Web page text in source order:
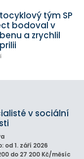
tým SP
bodoval v
a zrychlil
v sociální
od 1. září 2026
do 27 200 Kč/měsíc